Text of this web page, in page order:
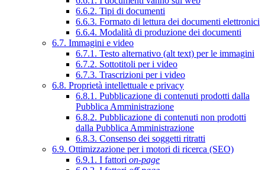
6.6.2. Tipi di documenti
6.6.3. Formato di lettura dei documenti elettronici
6.6.4. Modalità di produzione dei documenti
6.7. Immagini e video
6.7.1. Testo alternativo (alt text) per le immagini
6.7.2. Sottotitoli per i video
6.7.3. Trascrizioni per i video
6.8. Proprietà intellettuale e privacy
6.8.1. Pubblicazione di contenuti prodotti dalla
Pubblica Amministrazione
6.8.2. Pubblicazione di contenuti non prodotti
dalla Pubblica Amministrazione
6.8.3. Consenso dei soggetti ritratti
6.9. Ottimizzazione per i motori di ricerca (SEO)
6.9.1. I fattori on-page